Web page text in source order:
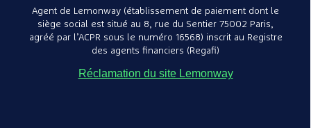
Agent de Lemonway (établissement de paiement dont le
siège social est situé au 8, rue du Sentier 75002 Paris,
agréé par l’ACPR sous le numéro 16568) inscrit au Registre
des agents financiers (Regafi)
Réclamation du site Lemonway